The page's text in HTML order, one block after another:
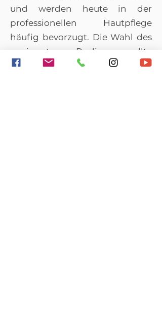
und werden heute in der
professionellen Hautpflege
häufig bevorzugt. Die Wahl des
geeigneten Peelings sollte
immer vom Hauttyp und der